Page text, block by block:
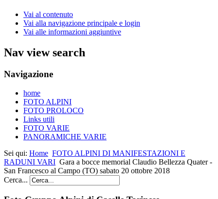
Vai al contenuto
Vai alla navigazione principale e login
Vai alle informazioni aggiuntive
Nav view search
Navigazione
home
FOTO ALPINI
FOTO PROLOCO
Links utili
FOTO VARIE
PANORAMICHE VARIE
Sei qui: Home FOTO ALPINI DI MANIFESTAZIONI E
RADUNI VARI Gara a bocce memorial Claudio Bellezza Quater -
San Francesco al Campo (TO) sabato 20 ottobre 2018
Cerca...